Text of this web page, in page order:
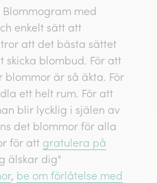
Blommogram med
enkelt sätt att
att det bästa sättet
skicka blombud. För att
blommor är så äkta. För
ett helt rum. För att
blir lycklig i själen av
det blommor för alla
för att gratulera på
älskar dig"
, be om förlåtelse med